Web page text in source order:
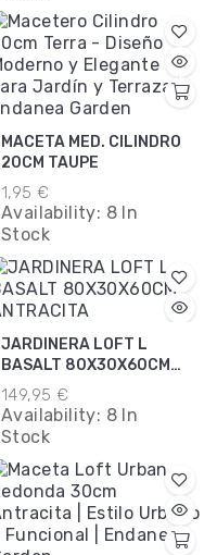
MACETA MED. CILINDRO
20CM TAUPE
1,95 €
Availability: 8 In
Stock
JARDINERA LOFT L
BASALT 80X30X60CM
ANTRACITA
149,95 €
Availability: 8 In
Stock